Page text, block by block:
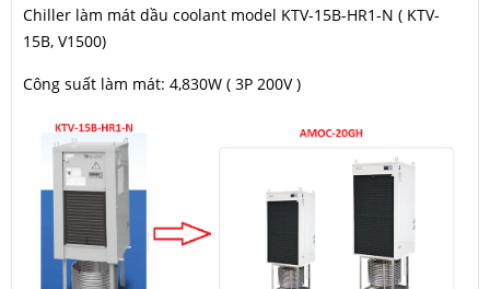
Chiller làm mát dầu coolant model KTV-15B-HR1-N ( KTV-
15B, V1500)
Công suất làm mát: 4,830W ( 3P 200V )